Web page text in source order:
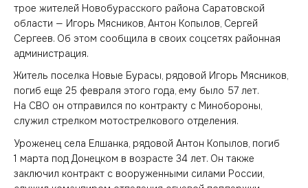
трое жителей Новобурасского района Саратовской
области — Игорь Мясников, Антон Копылов, Сергей
Сергеев. Об этом сообщила в своих соцсетях районная
администрация.
Житель поселка Новые Бурасы, рядовой Игорь Мясников,
погиб еще 25 февраля этого года, ему было 57 лет.
На СВО он отправился по контракту с Минобороны,
служил стрелком мотострелкового отделения.
Уроженец села Елшанка, рядовой Антон Копылов, погиб
1 марта под Донецком в возрасте 34 лет. Он также
заключил контракт с вооруженными силами России,